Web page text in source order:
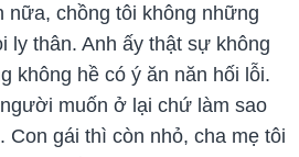
nữa, chồng tôi không những
ly thân. Anh ấy thật sự không
không hề có ý ăn năn hối lỗi.
muốn ở lại chứ làm sao
Con gái thì còn nhỏ, cha mẹ tôi